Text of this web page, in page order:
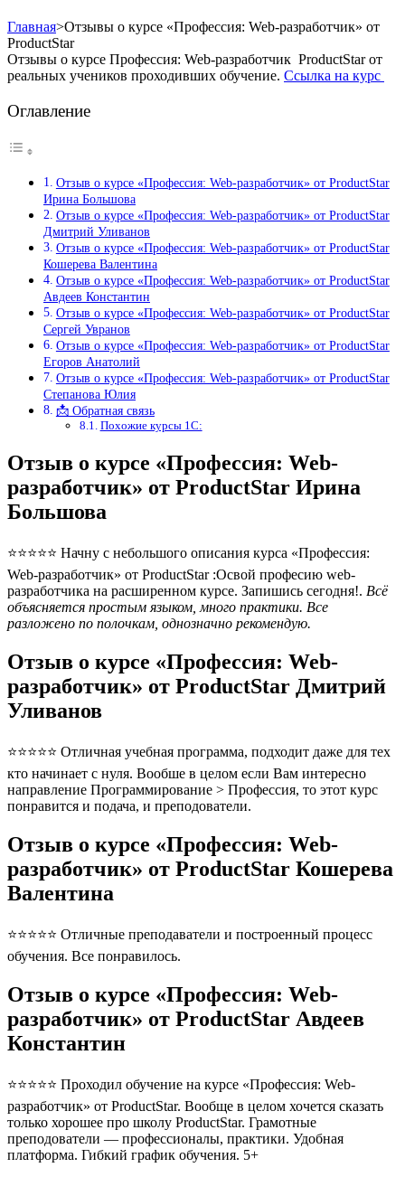
Главная>Отзывы о курсе «Профессия: Web-разработчик» от
ProductStar
Отзывы о курсе Профессия: Web-разработчик ProductStar от
реальных учеников проходивших обучение. Ссылка на курс
Оглавление
Отзыв о курсе «Профессия: Web-разработчик» от ProductStar
Ирина Большова
Отзыв о курсе «Профессия: Web-разработчик» от ProductStar
Дмитрий Уливанов
Отзыв о курсе «Профессия: Web-разработчик» от ProductStar
Кошерева Валентина
Отзыв о курсе «Профессия: Web-разработчик» от ProductStar
Авдеев Константин
Отзыв о курсе «Профессия: Web-разработчик» от ProductStar
Сергей Увранов
Отзыв о курсе «Профессия: Web-разработчик» от ProductStar
Егоров Анатолий
Отзыв о курсе «Профессия: Web-разработчик» от ProductStar
Степанова Юлия
📩 Обратная связь
Похожие курсы 1С:
Отзыв о курсе «Профессия: Web-
разработчик» от ProductStar Ирина
Большова
⭐⭐⭐⭐⭐ Начну с небольшого описания курса «Профессия:
Web-разработчик» от ProductStar :Освой професию web-
разработчика на расширенном курсе. Запишись сегодня!. Всё
объясняется простым языком, много практики. Все
разложено по полочкам, однозначно рекомендую.
Отзыв о курсе «Профессия: Web-
разработчик» от ProductStar Дмитрий
Уливанов
⭐⭐⭐⭐⭐ Отличная учебная программа, подходит даже для тех
кто начинает с нуля. Вообше в целом если Вам интересно
направление Программирование > Профессия, то этот курс
понравится и подача, и преподователи.
Отзыв о курсе «Профессия: Web-
разработчик» от ProductStar Кошерева
Валентина
⭐⭐⭐⭐⭐ Отличные преподаватели и построенный процесс
обучения. Все понравилось.
Отзыв о курсе «Профессия: Web-
разработчик» от ProductStar Авдеев
Константин
⭐⭐⭐⭐⭐ Проходил обучение на курсе «Профессия: Web-
разработчик» от ProductStar. Вообще в целом хочется сказать
только хорошее про школу ProductStar. Грамотные
преподователи — профессионалы, практики. Удобная
платформа. Гибкий график обучения. 5+